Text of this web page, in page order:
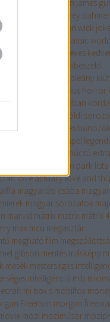
james cameron james
jeffrey dahmer
john wick
jurassic world
karácsony keanu reeves
kibeszélő
kis hableány kiút
klasszikus horror
kopogás a kunyhóban korda
külföldi
különösen veszélyes bűnözők
la casa de papel
legénybúcsú extra
linkin park lista
love actuallylove and
magyarósi csaba
magyar sorozatok
marvel mátrix matrix mátrix 4.
max mcu megasztár
megható film
mel gibson mentés másképp
mesék mesterséges
intelligencia mib
mi box s mobilfox
Freeman morgan
mozi moziműsor